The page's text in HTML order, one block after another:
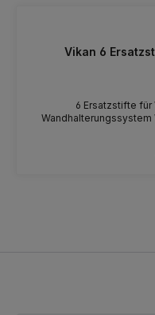
Vikan 6
6 Ersatzstifte für
Wandhalterungssystem